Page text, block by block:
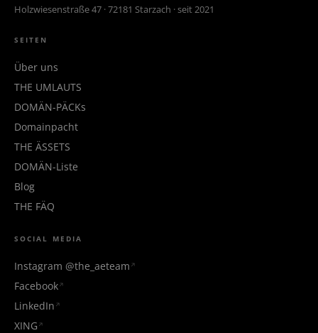
Holzwiesenstraße 47 · 72181 Starzach · seit 2021
SEITEN
Über uns
THE UMLAUTS
DOMÄN-PÄCKs
Domainpacht
THE ÄSSETS
DOMÄN-Liste
Blog
THE FÄQ
SOCIAL MEDIA
Instagram @the_aeteam
Facebook
LinkedIn
XING